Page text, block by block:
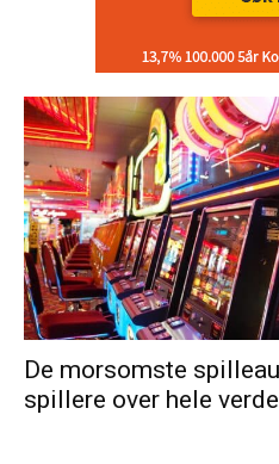
De morsomste
spillere over hele